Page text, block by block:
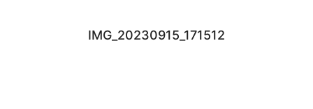
IMG_20230915_171512